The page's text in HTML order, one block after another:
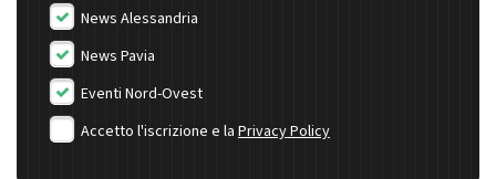
News Alessandria
News Pavia
Eventi Nord-Ovest
Accetto l'iscrizione e la Privacy Policy